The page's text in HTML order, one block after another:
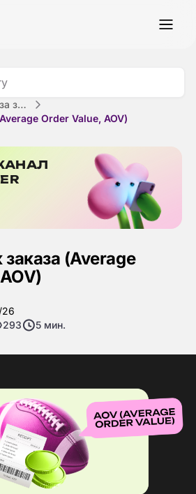
База знаний
Order Value, AOV)
(Average
26
293 5 мин.